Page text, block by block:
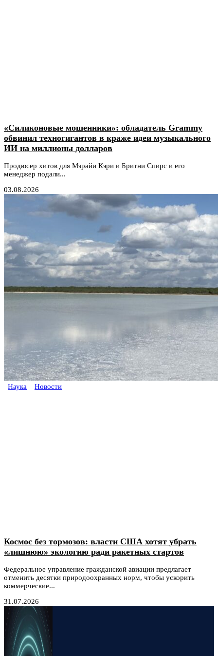
«Силиконовые мошенники»: обладатель Grammy
обвинил техногигантов в краже идеи музыкального
ИИ на миллионы долларов
Продюсер хитов для Мэрайи Кэри и Бритни Спирс и его
менеджер подали...
03.08.2026
Наука Новости
Космос без тормозов: власти США хотят убрать
«лишнюю» экологию ради ракетных стартов
Федеральное управление гражданской авиации предлагает
отменить десятки природоохранных норм, чтобы ускорить
коммерческие...
31.07.2026